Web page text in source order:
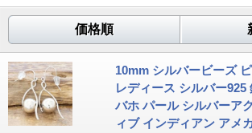
価格順
10mm シルバービーズ
レディース シルバー925
バホ パール シルバーア
ィブ インディアン アメ